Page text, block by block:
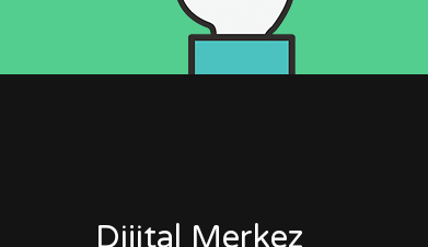
Dijital Merkez